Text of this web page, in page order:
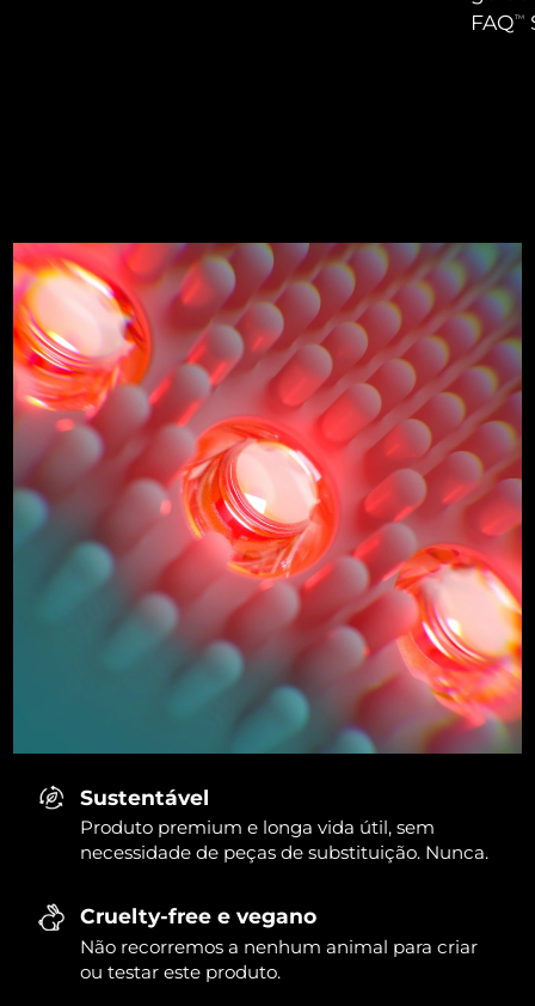
FAQTM
Sustentável
Produto premium e longa vida útil, sem
necessidade de peças de substituição. Nunca.
Cruelty-free e vegano
Não recorremos a nenhum animal para criar
ou testar este produto.